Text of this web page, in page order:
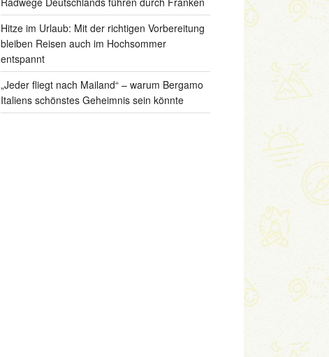
Hitze im Urlaub: Mit der richtigen Vorbereitung
bleiben Reisen auch im Hochsommer
entspannt
„Jeder fliegt nach Mailand“ – warum Bergamo
Italiens schönstes Geheimnis sein könnte